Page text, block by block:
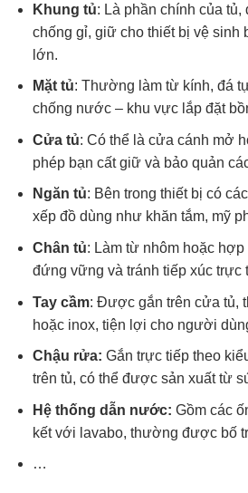
Khung tủ: Là phần chính của
chống gỉ, giữ cho thiết bị vệ sinh
lớn.
Mặt tủ: Thường làm từ kính, đá
chống nước – khu vực lắp đặt
Cửa tủ: Có thể là cửa cánh mở
phép bạn cất giữ và bảo quản
Ngăn tủ: Bên trong thiết bị có
xếp đồ dùng như khăn tắm, mỹ
Chân tủ: Làm từ nhôm hoặc
đứng vững và tránh tiếp xúc trực
Tay cầm: Được gắn trên cửa tủ,
hoặc inox, tiện lợi cho người
Chậu rửa: Gắn trực tiếp theo
trên tủ, có thể được sản xuất từ
Hệ thống dẫn nước: Gồm các
kết với lavabo, thường được bố
…